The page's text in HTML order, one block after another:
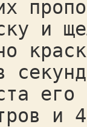
и
и